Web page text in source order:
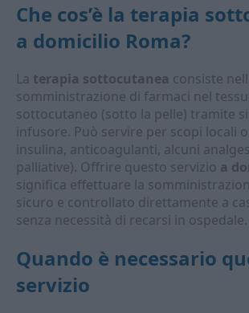
Che cos’è la terapia
a domicilio Roma?
La terapia sottocutanea consiste
somministrazione di farmaci nel
sottocutaneo (sotto la pelle) tramite
infusore. Può servire per scopi locali
insulina, anticoagulanti, alcuni
palliative). Offrire questo servizio a
significa effettuare la
sicuro e controllato direttamente a
senza necessità di recarsi in ospedale.
Quando è necessario
servizio